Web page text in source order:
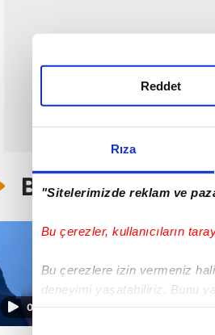
Rıza
"Sitelerimizde reklam ve
Bu çerezler, kullanıcıların
Bu çerezlere izin vermeniz
deneyimi yaşatabiliriz. Bunu
Reddet
Bunlar da Var
00:12